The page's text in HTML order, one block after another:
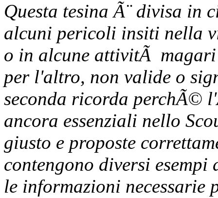
Questa tesina Ã¨ divisa in
alcuni pericoli insiti nella
o in alcune attivitÃ
per l'altro, non valide o
seconda ricorda perchÃ©
ancora essenziali nello
giusto e proposte
contengono diversi
le informazioni necessarie